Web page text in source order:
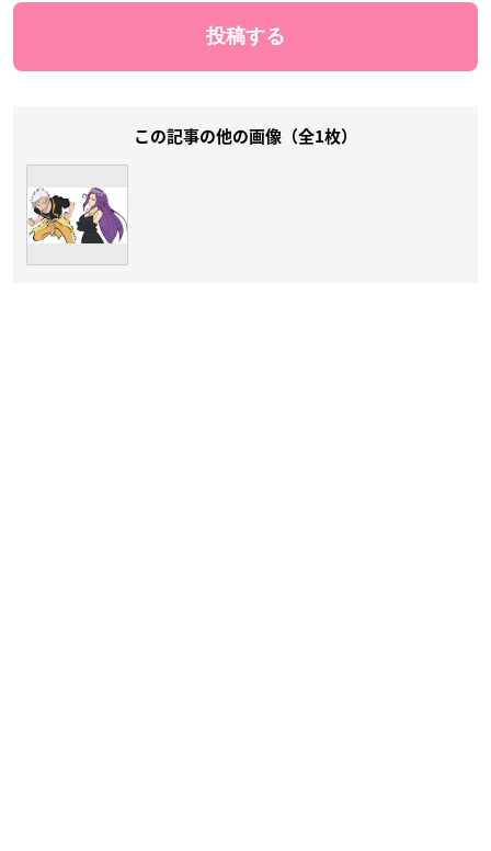
この記事の他の画像（全1枚）